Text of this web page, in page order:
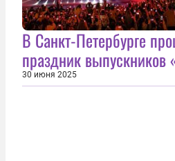
В Санкт-Петербурге
праздник
30 июня 2025